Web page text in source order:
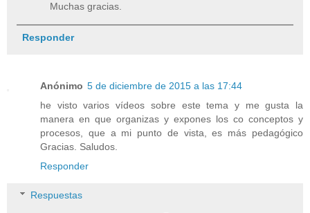
Muchas gracias.
Responder
Anónimo 5 de diciembre de 2015 a las 17:44
he visto varios vídeos sobre este tema y me gusta la
manera en que organizas y expones los co conceptos y
procesos, que a mi punto de vista, es más pedagógico
Gracias. Saludos.
Responder
Respuestas